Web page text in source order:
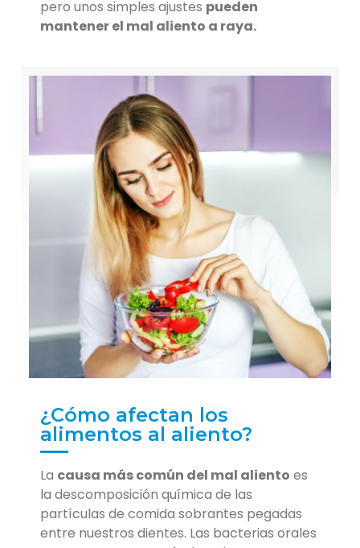
pero unos simples ajustes pueden
mantener el mal aliento a raya.
¿Cómo afectan los
alimentos al aliento?
La causa más común del mal aliento es
la descomposición química de las
partículas de comida sobrantes pegadas
entre nuestros dientes. Las bacterias orales